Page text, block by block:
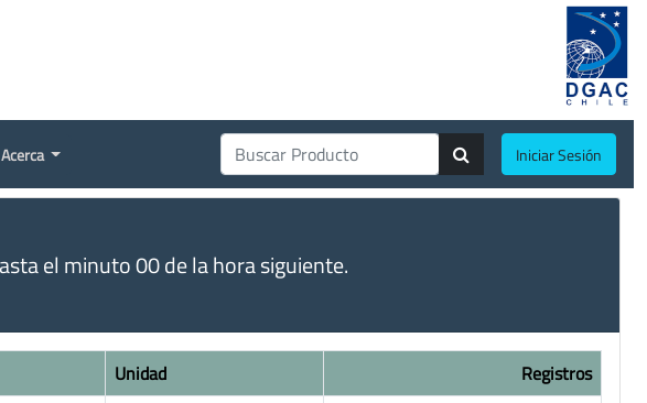
Acerca Iniciar Sesión
el minuto 00 de la hora siguiente.
Unidad
Registros